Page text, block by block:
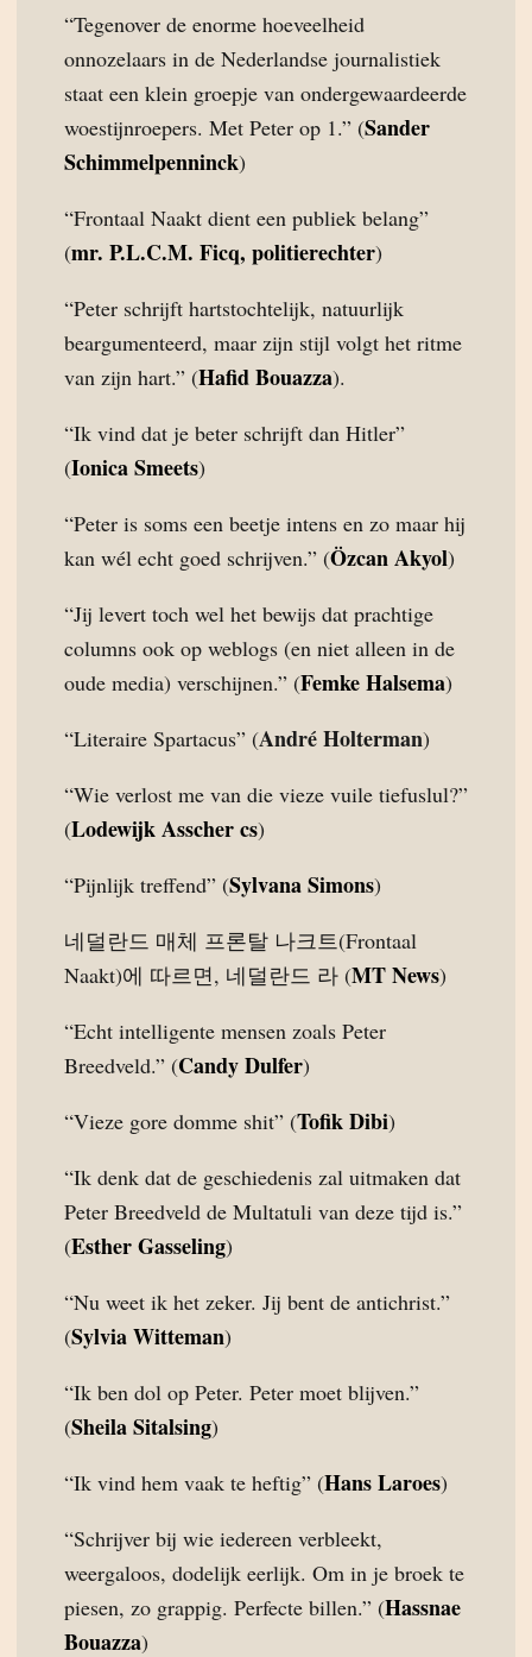
“Tegenover de enorme hoeveelheid
onnozelaars in de Nederlandse journalistiek
staat een klein groepje van ondergewaardeerde
woestijnroepers. Met Peter op 1.” (Sander
Schimmelpenninck)
“Frontaal Naakt dient een publiek belang”
(mr. P.L.C.M. Ficq, politierechter)
“Peter schrijft hartstochtelijk, natuurlijk
beargumenteerd, maar zijn stijl volgt het ritme
van zijn hart.” (Hafid Bouazza).
“Ik vind dat je beter schrijft dan Hitler”
(Ionica Smeets)
“Peter is soms een beetje intens en zo maar hij
kan wél echt goed schrijven.” (Özcan Akyol)
“Jij levert toch wel het bewijs dat prachtige
columns ook op weblogs (en niet alleen in de
oude media) verschijnen.” (Femke Halsema)
“Literaire Spartacus” (André Holterman)
“Wie verlost me van die vieze vuile tiefuslul?”
(Lodewijk Asscher cs)
“Pijnlijk treffend” (Sylvana Simons)
네덜란드 매체 프론탈 나크트(Frontaal
Naakt)에 따르면, 네덜란드 라 (MT News)
“Echt intelligente mensen zoals Peter
Breedveld.” (Candy Dulfer)
“Vieze gore domme shit” (Tofik Dibi)
“Ik denk dat de geschiedenis zal uitmaken dat
Peter Breedveld de Multatuli van deze tijd is.”
(Esther Gasseling)
“Nu weet ik het zeker. Jij bent de antichrist.”
(Sylvia Witteman)
“Ik ben dol op Peter. Peter moet blijven.”
(Sheila Sitalsing)
“Ik vind hem vaak te heftig” (Hans Laroes)
“Schrijver bij wie iedereen verbleekt,
weergaloos, dodelijk eerlijk. Om in je broek te
piesen, zo grappig. Perfecte billen.” (Hassnae
Bouazza)